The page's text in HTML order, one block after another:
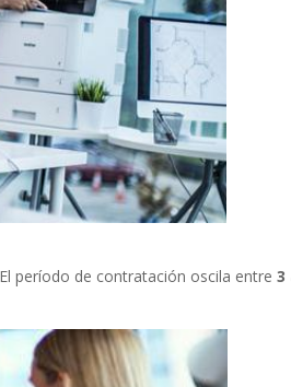
período de contratación oscila entre3